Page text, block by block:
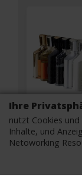
Ihre
nutzt Cookies
Inhalte, und
Netoworking
Top men
woman
De Parfum